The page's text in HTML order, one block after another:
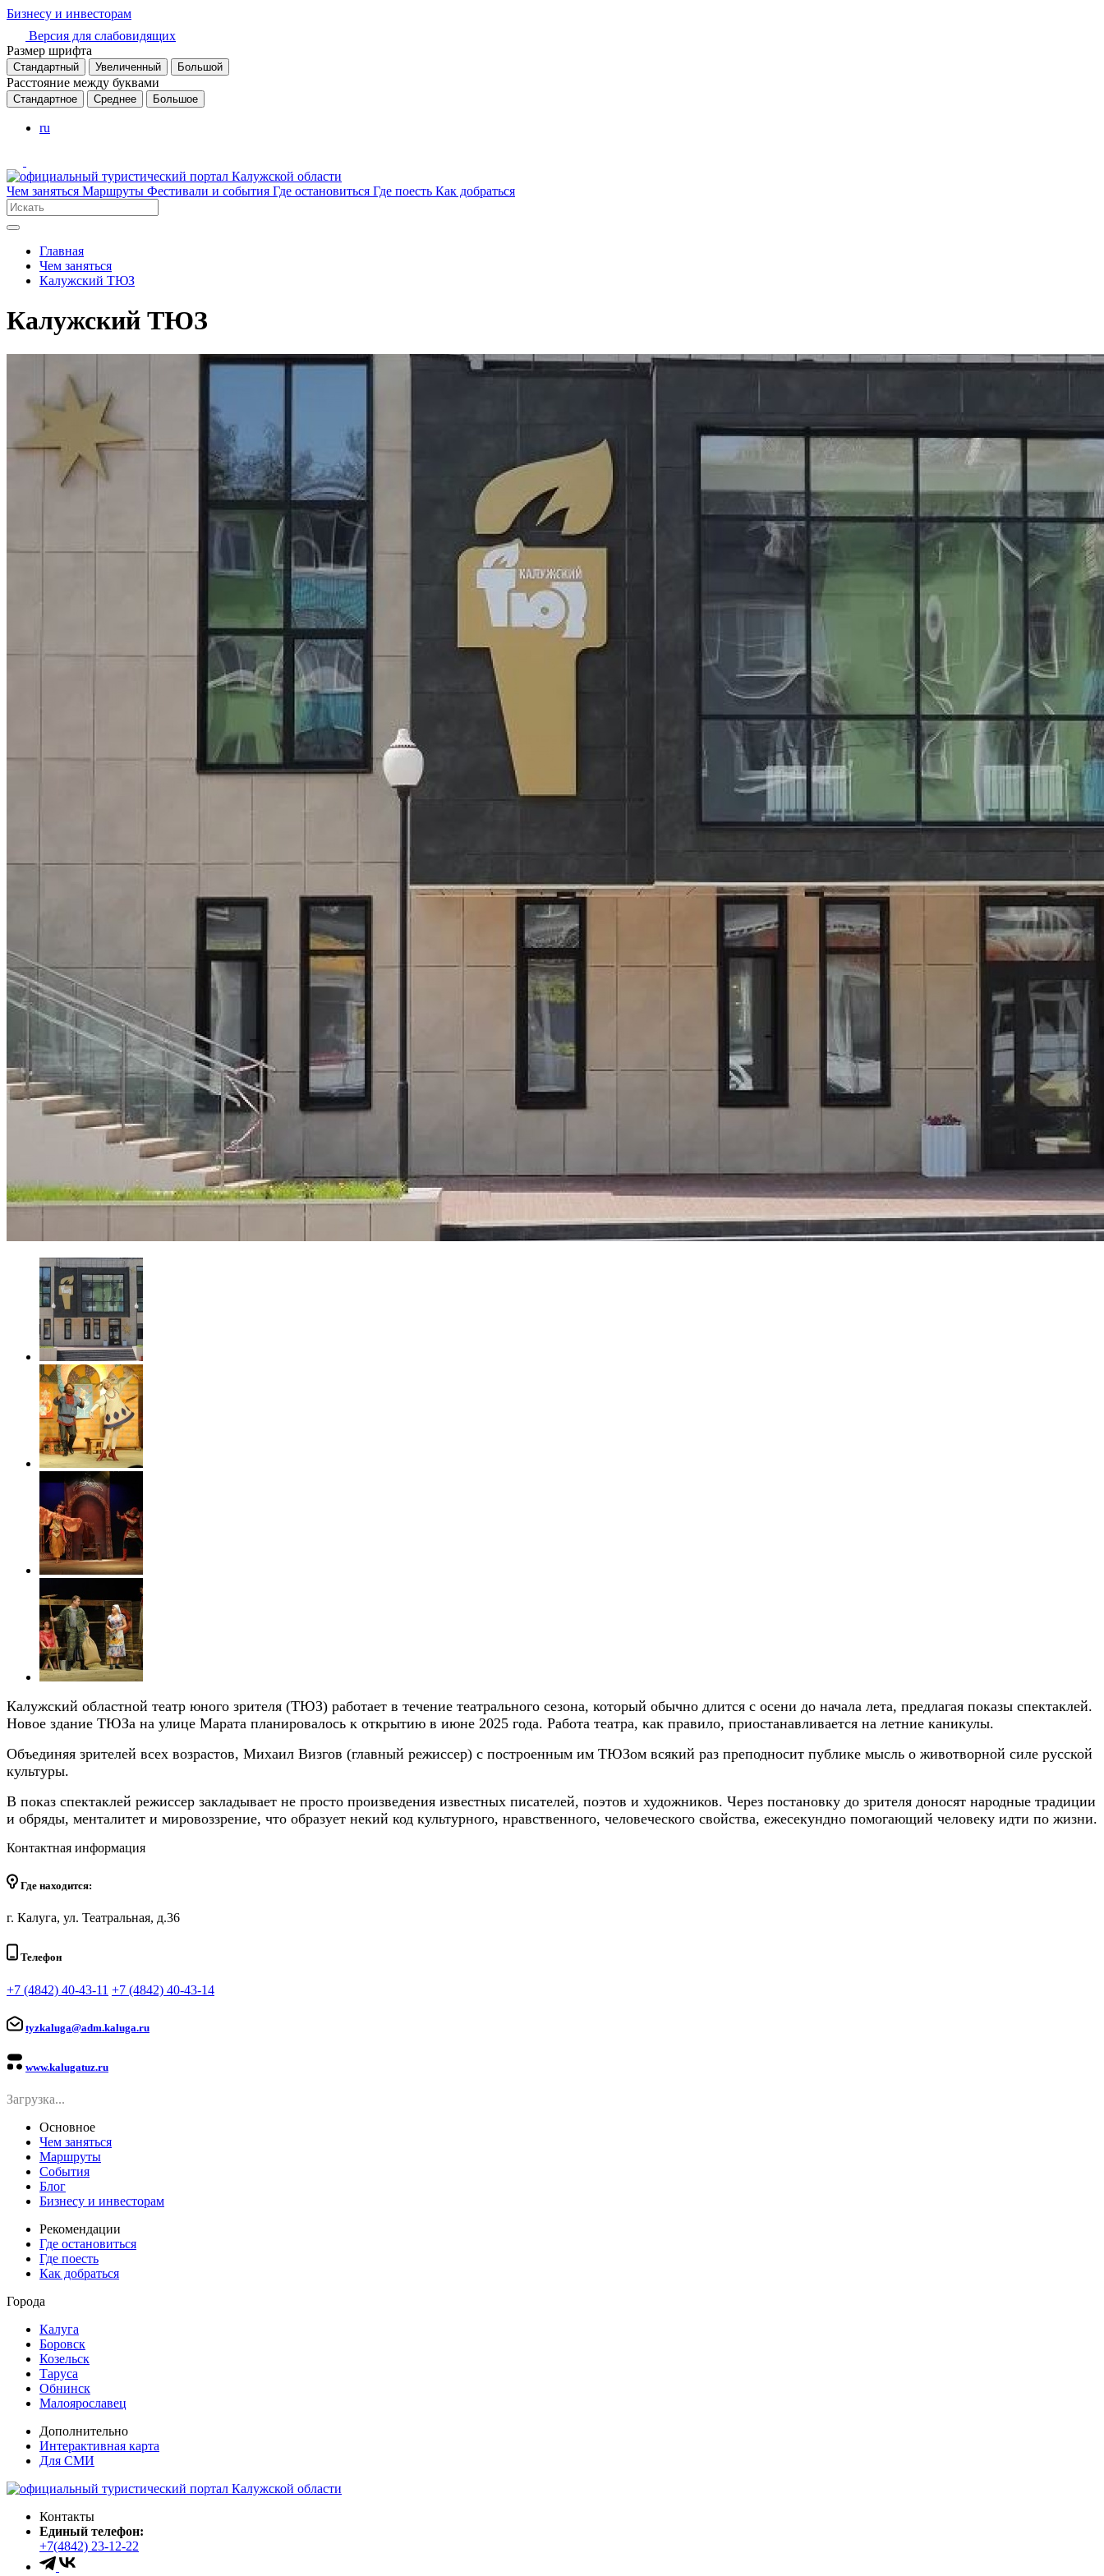
Бизнесу и инвесторам
Версия для слабовидящих
Размер шрифта
Стандартный Увеличенный Большой
Расстояние между буквами
Стандартное Среднее Большое
ru
Чем заняться Маршруты Фестивали и события Где остановиться Где поесть Как добраться
Главная
Чем заняться
Калужский ТЮЗ
Калужский ТЮЗ
Калужский областной театр юного зрителя (ТЮЗ) работает в течение театрального сезона, который обычно длится с осени до начала лета, предлагая показы спектаклей.
Новое здание ТЮЗа на улице Марата планировалось к открытию в июне 2025 года. Работа театра, как правило, приостанавливается на летние каникулы.
Объединяя зрителей всех возрастов, Михаил Визгов (главный режиссер) с построенным им ТЮЗом всякий раз преподносит публике мысль о животворной силе русской
культуры.
В показ спектаклей режиссер закладывает не просто произведения известных писателей, поэтов и художников. Через постановку до зрителя доносят народные традиции
и обряды, менталитет и мировоззрение, что образует некий код культурного, нравственного, человеческого свойства, ежесекундно помогающий человеку идти по жизни.
Контактная информация
Где находится:
г. Калуга, ул. Театральная, д.36
Телефон
+7 (4842) 40-43-11 +7 (4842) 40-43-14
tyzkaluga@adm.kaluga.ru
www.kalugatuz.ru
Загрузка...
Основное
Чем заняться
Маршруты
События
Блог
Бизнесу и инвесторам
Рекомендации
Где остановиться
Где поесть
Как добраться
Города
Калуга
Боровск
Козельск
Таруса
Обнинск
Малоярославец
Дополнительно
Интерактивная карта
Для СМИ
Контакты
Единый телефон:
+7(4842) 23-12-22